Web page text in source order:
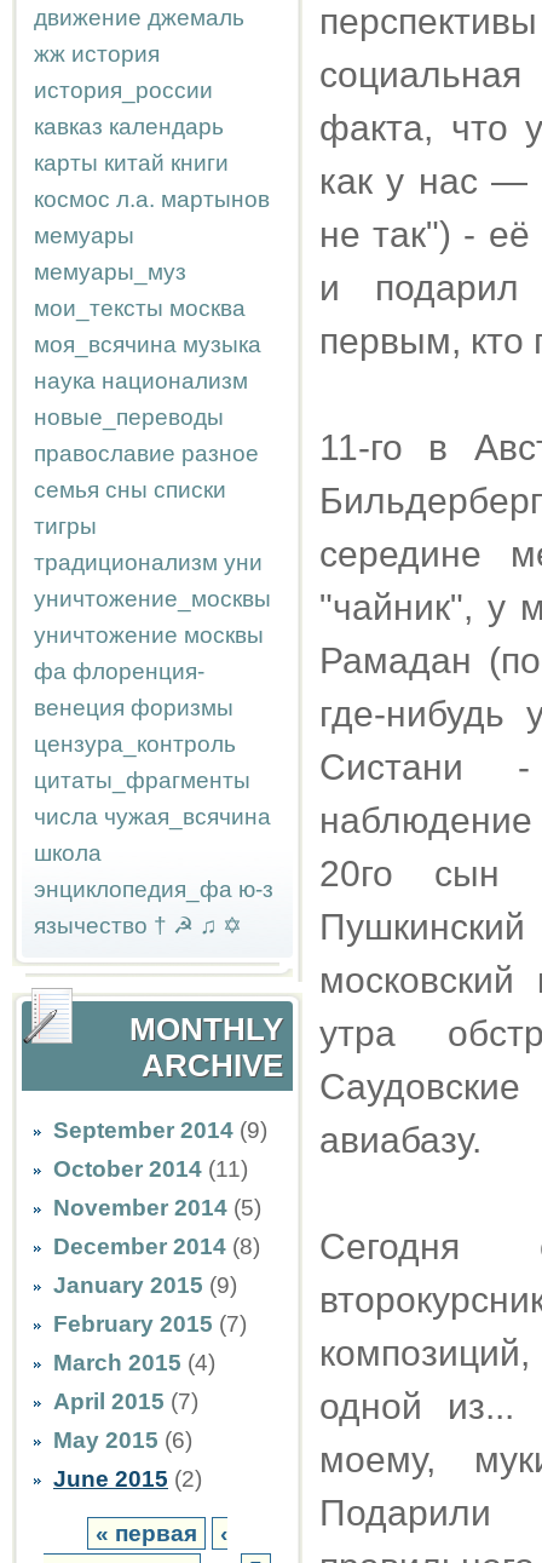
движение джемаль
жж история
история_россии
кавказ календарь
карты китай книги
космос л.а. мартынов
мемуары
мемуары_муз
мои_тексты москва
моя_всячина музыка
наука национализм
новые_переводы
православие разное
семья сны списки
тигры
традиционализм уни
уничтожение_москвы
уничтожение москвы
фа флоренция-
венеция форизмы
цензура_контроль
цитаты_фрагменты
числа чужая_всячина
школа
энциклопедия_фа ю-з
язычество † ☭ ♫ ✡
MONTHLY
ARCHIVE
September 2014 (9)
October 2014 (11)
November 2014 (5)
December 2014 (8)
January 2015 (9)
February 2015 (7)
March 2015 (4)
April 2015 (7)
May 2015 (6)
June 2015 (2)
« первая
‹
факта, что
как у нас —
не так") -
и подарил
первым, кто
11-го в
середине
"чайник", у
Рамадан
где-
Систани
20го сын
утра
авиабазу.
Сегодня
одной из...
моему,
Подарили